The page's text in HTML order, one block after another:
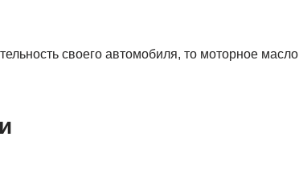
своего автомобиля, то моторное масло